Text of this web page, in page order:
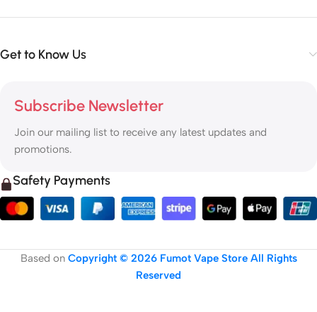
Get to Know Us
Subscribe Newsletter
Join our mailing list to receive any latest updates and
promotions.
Safety Payments
Based on Copyright © 2026 Fumot Vape Store All Rights
Reserved